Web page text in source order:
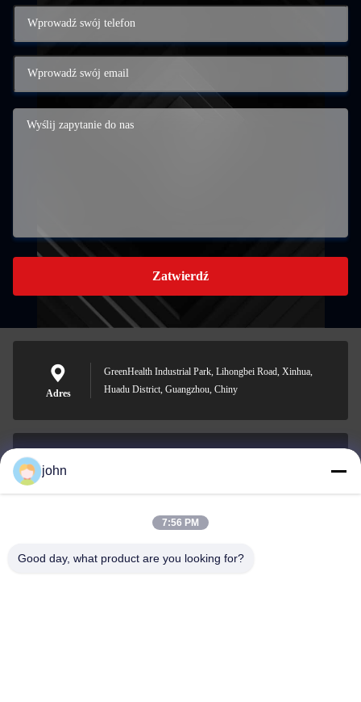
Zatwierdź
Adres
GreenHealth Industrial Park, Lihongbei Road, Xinhua,
Huadu District, Guangzhou, Chiny
0086-153-7406-6785
john
7:56 PM
Good day, what product are you looking for?